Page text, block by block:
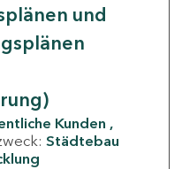
und
Kunden
Städtebau